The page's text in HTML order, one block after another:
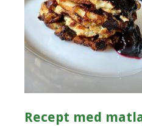
Recept med